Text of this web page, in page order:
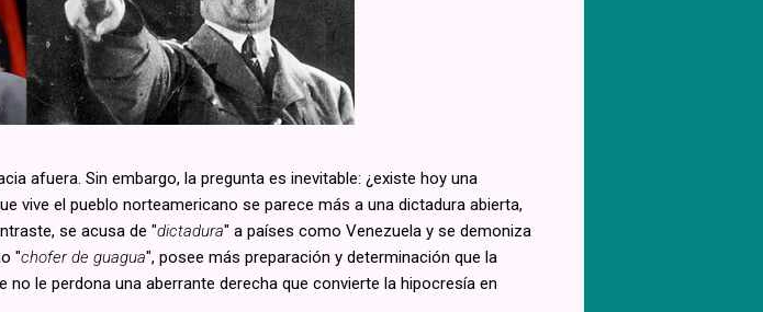
afuera. Sin embargo, la pregunta es inevitable: ¿existe hoy una
vive el pueblo norteamericano se parece más a una dictadura abierta,
se acusa de "dictadura" a países como Venezuela y se demoniza
"chofer de guagua", posee más preparación y determinación que la
le perdona una aberrante derecha que convierte la hipocresía en